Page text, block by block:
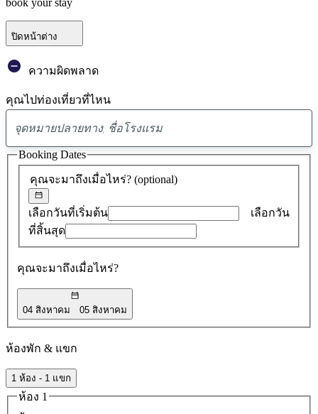
ปิดหน้าต่าง
ความผิดพลาด
คุณไปท่องเที่ยวที่ไหน
พบ
ข้อ
เสนอ
0
คุณจะมาถึงเมื่อไหร่? (optional)
เลือกวันที่เริ่มต้น
เลือกวัน
ที่สิ้นสุด
คุณจะมาถึงเมื่อไหร่?
04 สิงหาคม 05 สิงหาคม
Booking Dates
ห้องพัก & แขก
1 ห้อง - 1 แขก
ห้อง 1